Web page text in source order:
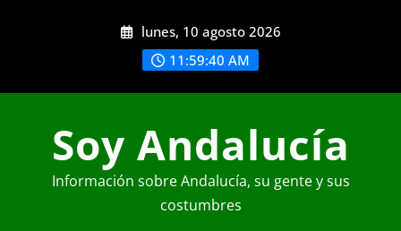
lunes, 10 agosto 2026
11:59:42 AM
Soy Andalucía
Información sobre Andalucía, su gente y sus
costumbres